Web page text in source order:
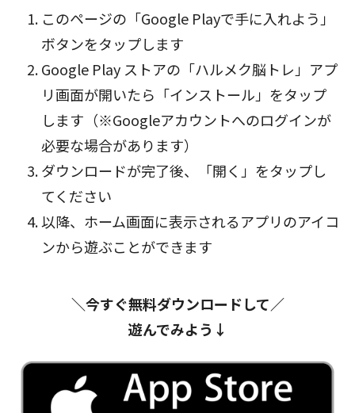
このページの「Google Playで手に入れよう」
ボタンをタップします
Google Play ストアの「ハルメク脳トレ」アプ
リ画面が開いたら「インストール」をタップ
します（※Googleアカウントへのログインが
必要な場合があります）
ダウンロードが完了後、「開く」をタップし
てください
以降、ホーム画面に表示されるアプリのアイコ
ンから遊ぶことができます
＼今すぐ無料ダウンロードして／
遊んでみよう↓